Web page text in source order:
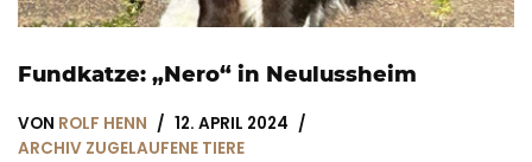
Fundkatze: „Nero“ in Neulussheim
VON ROLF HENN
12. APRIL 2024
ARCHIV ZUGELAUFENE TIERE